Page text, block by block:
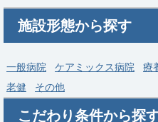
施設形態から探す
一般病院 ケアミックス病院 療
老健
その他
こだわり条件から探